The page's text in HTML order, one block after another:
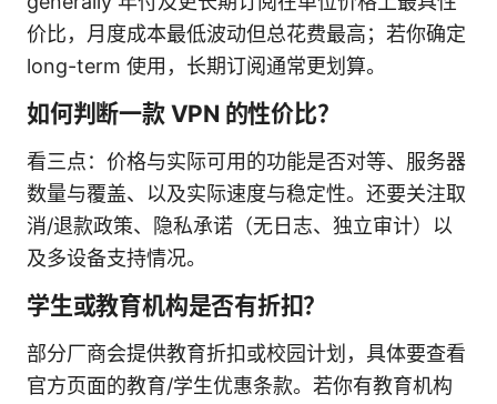
价比，月度成本最低波动但总花费最高；若你确定
long-term 使用，长期订阅通常更划算。
如何判断一款 VPN 的性价比？
看三点：价格与实际可用的功能是否对等、服务器
数量与覆盖、以及实际速度与稳定性。还要关注取
消/退款政策、隐私承诺（无日志、独立审计）以
及多设备支持情况。
学生或教育机构是否有折扣？
部分厂商会提供教育折扣或校园计划，具体要查看
官方页面的教育/学生优惠条款。若你有教育机构